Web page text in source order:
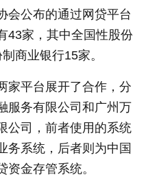
会公布的通过网贷平台
43家，其中全国性股份
商业银行15家。
家平台展开了合作，分
服务有限公司和广州万
公司，前者使用的系统
务系统，后者则为中国
金存管系统。